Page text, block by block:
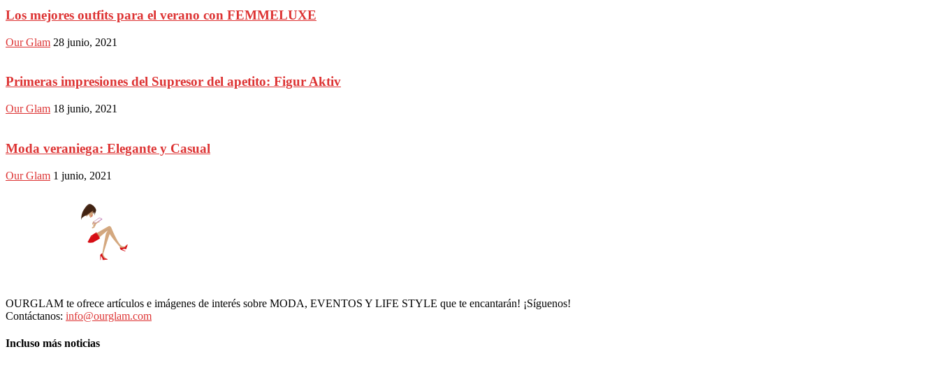
Los mejores outfits para el verano con FEMMELUXE
Our Glam 28 junio, 2021
Primeras impresiones del Supresor del apetito: Figur Aktiv
Our Glam 18 junio, 2021
Moda veraniega: Elegante y Casual
Our Glam 1 junio, 2021
OURGLAM te ofrece artículos e imágenes de interés sobre MODA, EVENTOS Y LIFE STYLE que te encantarán! ¡Síguenos!
Contáctanos: info@ourglam.com
Incluso más noticias